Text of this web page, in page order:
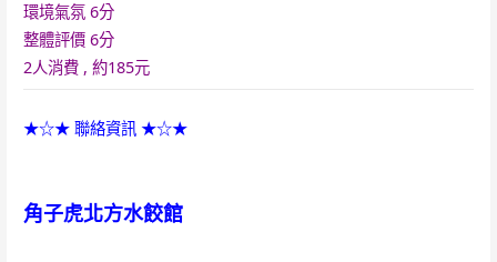
環境氣氛 6分
整體評價 6分
2人消費 , 約185元
★☆★ 聯絡資訊 ★☆★
角子虎北方水餃館